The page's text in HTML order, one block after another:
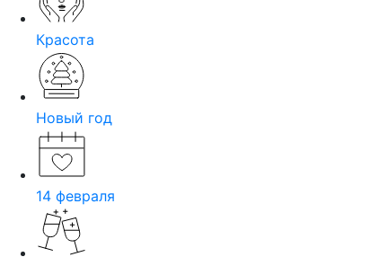
Красота
Новый год
14 февраля